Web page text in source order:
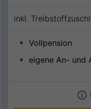
inkl.
Vollpension
eigene An- und